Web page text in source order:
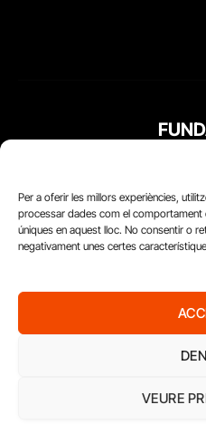
Per a oferir les millors experiències,
processar dades com el comportament
úniques en aquest lloc. No consentir o
negativament unes certes
VEURE